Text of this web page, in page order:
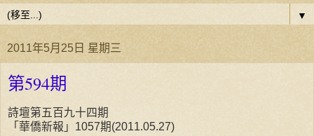
▼
2011年5月25日 星期三
第594期
詩壇第五百九十四期
「華僑新報」1057期(2011.05.27)